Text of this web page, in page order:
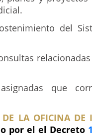
del
que
LA OFICINA DE
por el el Decreto